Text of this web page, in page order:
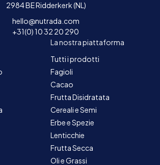
2984 BE Ridderkerk (NL)
hello@nutrada.com
+31(0) 10 32 20 290
La nostra piattaforma
Tutti i prodotti
Fagioli
Cacao
Frutta Disidratata
Cereali e Semi
Erbe e Spezie
Lenticchie
Frutta Secca
Oli e Grassi